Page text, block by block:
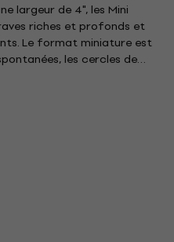
largeur de 4", les Mini
riches et profonds et
Le format miniature est
les cercles de
bureau ou votre table
une excellente